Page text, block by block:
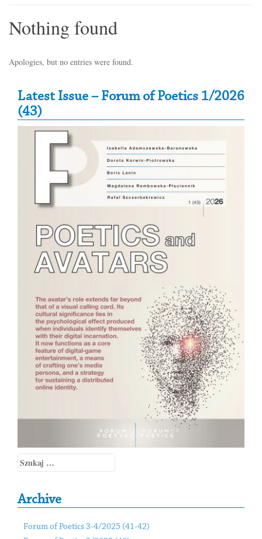
Nothing found
Apologies, but no entries were found.
Secondary Sidebar
Latest Issue – Forum of Poetics 1/2026
(43)
Szukaj:
Archive
Forum of Poetics 3-4/2025 (41-42)